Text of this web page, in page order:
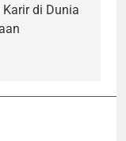
di Dunia